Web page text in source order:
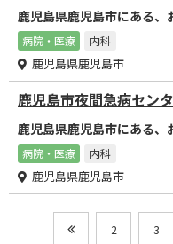
鹿児島県鹿児島市にある、
病院・医療 内科
鹿児島県鹿児島市
鹿児島市夜間急病セン
鹿児島県鹿児島市にある、
病院・医療 内科
鹿児島県鹿児島市
2 3